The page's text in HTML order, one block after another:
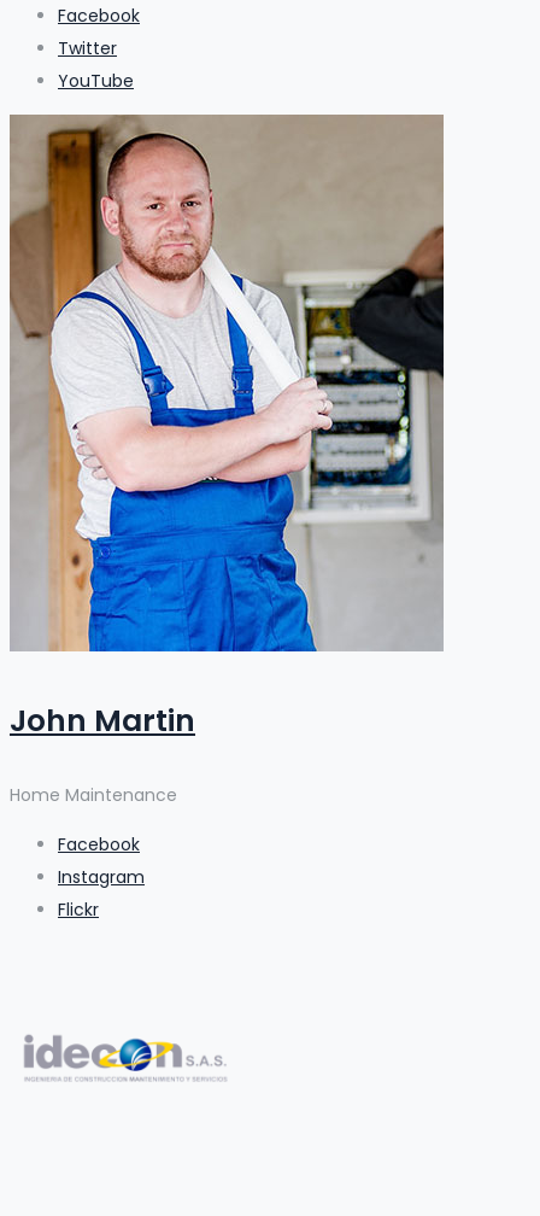
Facebook
Twitter
YouTube
John Martin
Home Maintenance
Facebook
Instagram
Flickr